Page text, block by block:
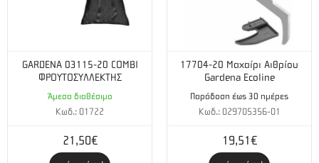
GARDENA 03115-20 COMBI
ΦΡΟΥΤΟΣΥΛΛΕΚΤΗΣ
Άμεσα διαθέσιμο
Κωδ.: 01722
21,50€
17704-20 Μαχαίρι Αιθρίου
Gardena Ecoline
Παράδοση έως 30 ημέρες
Κωδ.: 029705356-01
19,51€